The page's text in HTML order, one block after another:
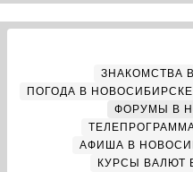
ЗНАКОМСТВА
ПОГОДА В НОВОСИБИРСКЕ
ФОРУМЫ В
АФИША В
КУРСЫ ВАЛЮТ